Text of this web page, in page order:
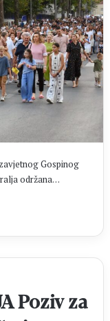
Gospinog
održana…
Poziv za